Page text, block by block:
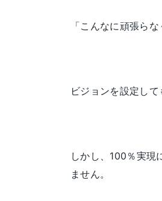
「こんなに頑張ら
ビジョンを設定し
しかし、100％実現
ません。